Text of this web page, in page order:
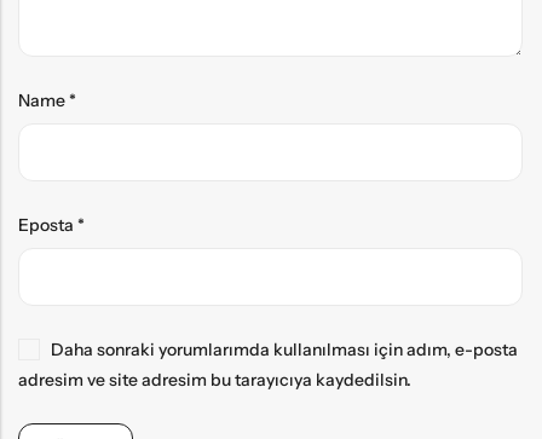
Name*
Eposta *
Daha sonraki yorumlarımda kullanılması için adım, e-posta
adresim ve site adresim bu tarayıcıya kaydedilsin.